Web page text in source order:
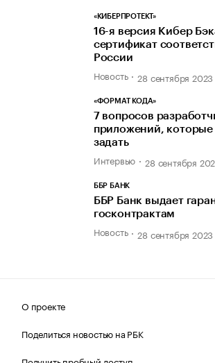
«КИБЕРПРОТЕКТ»
16-я версия Кибер
сертификат
России
Новость 28 сентября 2023
«ФОРМАТ КОДА»
7 вопросов
приложений, которые
задать
Интервью 28 сентября
ББР БАНК
ББР Банк выдает
госконтрактам
Новость 28 сентября 2023
О проекте
Поделиться новостью на РБК